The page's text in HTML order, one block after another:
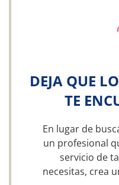
DEJA QUE
TE
En lugar de
un profesional
servicio de
necesitas, crea